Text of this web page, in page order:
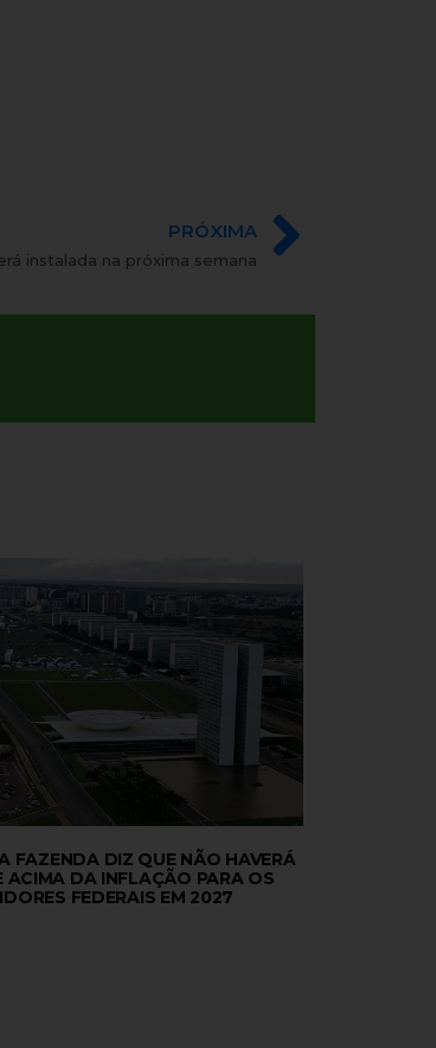
PRÓXIMA
instalada na próxima semana
FAZENDA DIZ QUE NÃO HAVERÁ
ACIMA DA INFLAÇÃO PARA OS
FEDERAIS EM 2027